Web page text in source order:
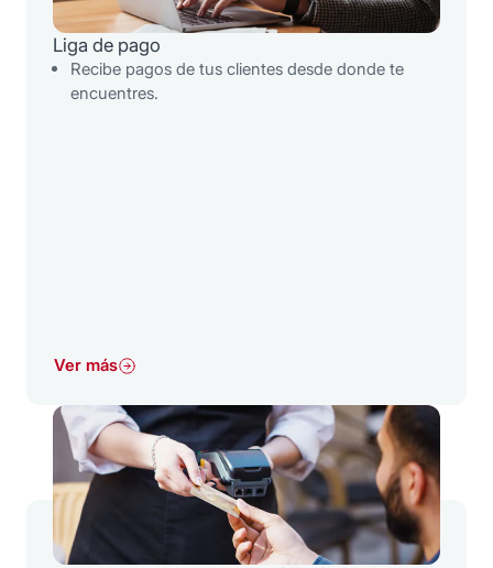
Liga de pago
Recibe pagos de tus clientes desde donde te
encuentres.
Ver más